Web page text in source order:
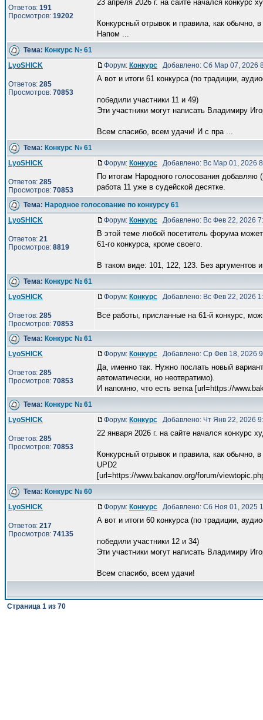
Ответов: 191
Просмотров: 19202
23 апреля 2026 г. на сайте начался конкурс
Конкурсный отрывок и правила, как обычно,
Напом ...
Тема: Конкурс № 61
LyoSHICK
Ответов: 285
Просмотров: 70853
Форум: Конкурс Добавлено: Сб Мар 07, 2026
А вот и итоги 61 конкурса (по традиции,
победили участники 11 и 49)
Эти участники могут написать Владимиру
Всем спасибо, всем удачи! И с пра ...
Тема: Конкурс № 61
LyoSHICK
Ответов: 285
Просмотров: 70853
Форум: Конкурс Добавлено: Вс Мар 01, 2026
По итогам Народного голосования
работа 11 уже в судейской десятке.
Тема: Народное голосование по конкурсу 61
LyoSHICK
Ответов: 21
Просмотров: 8819
Форум: Конкурс Добавлено: Вс Фев 22, 2026
В этой теме любой посетитель форума
61-го конкурса, кроме своего.
В таком виде: 101, 122, 123. Без аргументов
Тема: Конкурс № 61
LyoSHICK
Ответов: 285
Просмотров: 70853
Форум: Конкурс Добавлено: Вс Фев 22, 2026
Все работы, присланные на 61-й конкурс,
Тема: Конкурс № 61
LyoSHICK
Ответов: 285
Просмотров: 70853
Форум: Конкурс Добавлено: Ср Фев 18, 2026
Да, именно так. Нужно послать новый
автоматически, но неотвратимо).
И напомню, что есть ветка [url=https://
Тема: Конкурс № 61
LyoSHICK
Ответов: 285
Просмотров: 70853
Форум: Конкурс Добавлено: Чт Янв 22, 2026
22 января 2026 г. на сайте начался конкурс
Конкурсный отрывок и правила, как обычно,
UPD2
[url=https://www.bakanov.org/forum/
Тема: Конкурс № 60
LyoSHICK
Ответов: 217
Просмотров: 74135
Форум: Конкурс Добавлено: Сб Ноя 01, 2025
А вот и итоги 60 конкурса (по традиции,
победили участники 12 и 34)
Эти участники могут написать Владимиру
Всем спасибо, всем удачи!
Страница 1 из 70